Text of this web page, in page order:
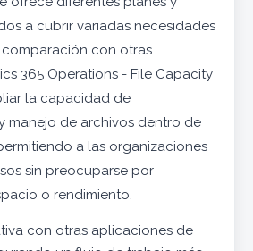
a cubrir variadas necesidades
comparación con otras
365 Operations - File Capacity
la capacidad de
manejo de archivos dentro de
a las organizaciones
sin preocuparse por
o rendimiento.
con otras aplicaciones de